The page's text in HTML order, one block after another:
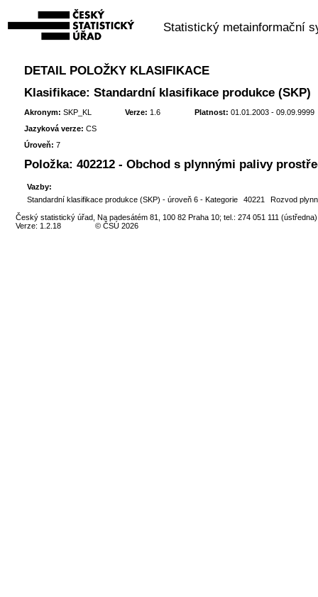
Statistický metainformační
DETAIL POLOŽKY KLASIFIKACE
Klasifikace: Standardní klasifikace produkce (SKP)
Akronym: SKP_KL Verze: 1.6 Platnost: 01.01.2003 - 09.09.9999
Jazyková verze: CS
Úroveň: 7
Položka: 402212 - Obchod s plynnými palivy
Vazby:
Standardní klasifikace produkce (SKP) - úroveň 6 - Kategorie
40221 Rozvod
Český statistický úřad, Na padesátém 81, 100 82 Praha 10; tel.: 274 051 111 (ústředna)
Verze: 1.2.18
© ČSÚ 2026